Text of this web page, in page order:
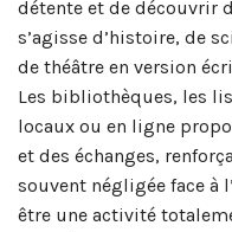
détente et de découvrir
s’agisse d’histoire, de
de théâtre en version
Les bibliothèques, les
locaux ou en ligne
et des échanges,
souvent négligée face à
être une activité